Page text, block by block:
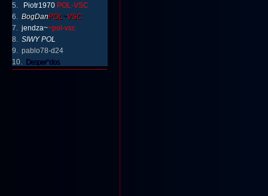
5.
Piotr1970 POL-VSC
6. BogDanPOL~VSC
7. jendza~~pol-vsc
8. SIWYPOL
9. pablo78-d24
10. Desper^dos